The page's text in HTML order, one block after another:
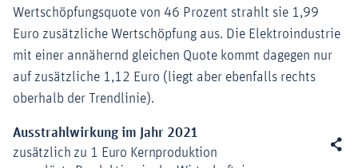
Wertschöpfungsquote von 46 Prozent strahlt sie 1,99
Euro zusätzliche Wertschöpfung aus. Die Elektroindustrie
mit einer annähernd gleichen Quote kommt dagegen nur
auf zusätzliche 1,12 Euro (liegt aber ebenfalls rechts
oberhalb der Trendlinie).